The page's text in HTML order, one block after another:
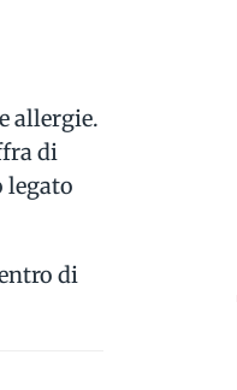
allergie.
di
legato
di